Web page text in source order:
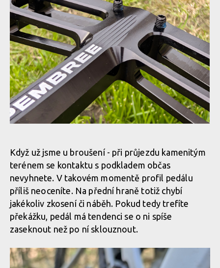
Pembree D3A Large - britská preciznost s nekompromisním
gripem
Pembree D3A Large - britská preciznost s nekompromisním
gripem
Pembree D3A Large - britská preciznost s nekompromisním
gripem
Pembree D3A Large - britská preciznost s nekompromisním
gripem
Pembree D3A Large - britská preciznost s nekompromisním
gripem
Pembree D3A Large - britská preciznost s nekompromisním
Když už jsme u broušení - při průjezdu kamenitým
terénem se kontaktu s podkladem občas
nevyhnete. V takovém momentě profil pedálu
příliš neoceníte. Na přední hraně totiž chybí
jakékoliv zkosení či náběh. Pokud tedy trefíte
překážku, pedál má tendenci se o ni spíše
zaseknout než po ní sklouznout.